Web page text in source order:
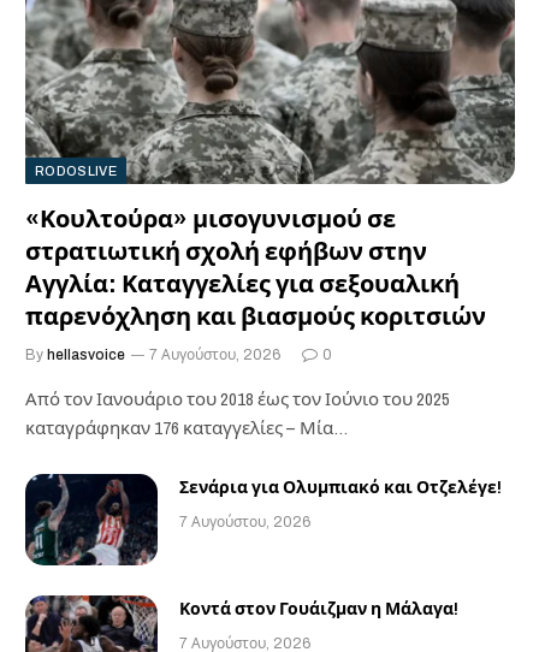
RODOSLIVE
«Κουλτούρα» μισογυνισμού σε
στρατιωτική σχολή εφήβων στην
Αγγλία: Καταγγελίες για σεξουαλική
παρενόχληση και βιασμούς κοριτσιών
By hellasvoice 7 Αυγούστου, 2026 0
Από τον Ιανουάριο του 2018 έως τον Ιούνιο του 2025
καταγράφηκαν 176 καταγγελίες – Μία…
Σενάρια για Ολυμπιακό και Οτζελέγε!
7 Αυγούστου, 2026
Κοντά στον Γουάιζμαν η Μάλαγα!
7 Αυγούστου, 2026